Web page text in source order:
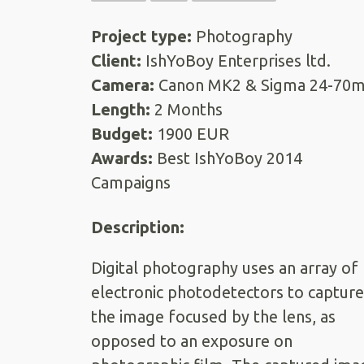
Project type: Photography
Client: IshYoBoy Enterprises ltd.
Camera: Canon MK2 & Sigma 24-
Length: 2 Months
Budget: 1900 EUR
Awards: Best IshYoBoy 2014
Campaigns
Description:
Digital photography uses an array of
electronic photodetectors to capture
the image focused by the lens, as
opposed to an exposure on